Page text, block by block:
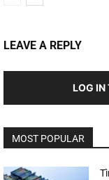
LEAVE A REPLY
LOG IN
MOST POPULAR